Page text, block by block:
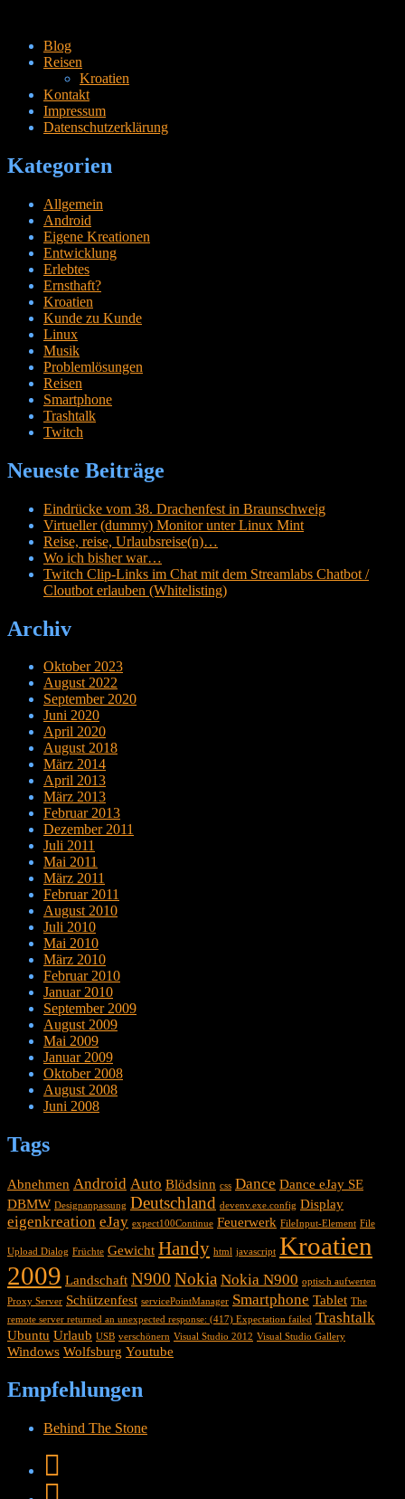
Zum
Inhalt
Blog
Reisen
Kroatien
Kontakt
Impressum
Datenschutzerklärung
Kategorien
Allgemein
Android
Eigene Kreationen
Entwicklung
Erlebtes
Ernsthaft?
Kroatien
Kunde zu Kunde
Linux
Musik
Problemlösungen
Reisen
Smartphone
Trashtalk
Twitch
Neueste Beiträge
Eindrücke vom 38. Drachenfest in Braunschweig
Virtueller (dummy) Monitor unter Linux Mint
Reise, reise, Urlaubsreise(n)…
Wo ich bisher war…
Twitch Clip-Links im Chat mit dem Streamlabs Chatbot /
Cloutbot erlauben (Whitelisting)
Archiv
Oktober 2023
August 2022
September 2020
Juni 2020
April 2020
August 2018
März 2014
April 2013
März 2013
Februar 2013
Dezember 2011
Juli 2011
Mai 2011
März 2011
Februar 2011
August 2010
Juli 2010
Mai 2010
März 2010
Februar 2010
Januar 2010
September 2009
August 2009
Mai 2009
Januar 2009
Oktober 2008
August 2008
Juni 2008
Tags
Abnehmen Android Auto Blödsinn css Dance Dance eJay SE
DBMW Designanpassung Deutschland devenv.exe.config Display
eigenkreation eJay expect100Continue Feuerwerk FileInput-Element File
Upload Dialog Früchte Gewicht Handy html javascript Kroatien
2009 Landschaft N900 Nokia Nokia N900 optisch aufwerten
Proxy Server Schützenfest servicePointManager Smartphone Tablet The
remote server returned an unexpected response: (417) Expectation failed Trashtalk
Ubuntu Urlaub USB verschönern Visual Studio 2012 Visual Studio Gallery
Windows Wolfsburg Youtube
Empfehlungen
Behind The Stone